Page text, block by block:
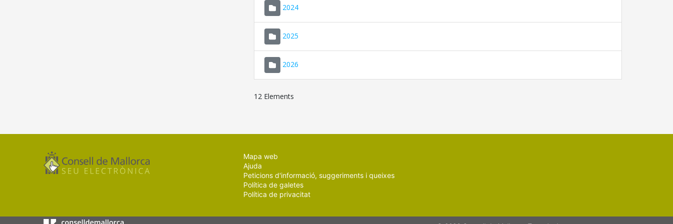
2024
2025
2026
12 Elements
Mapa web
Ajuda
Peticions d'informació, suggeriments i queixes
Política de galetes
Política de privacitat